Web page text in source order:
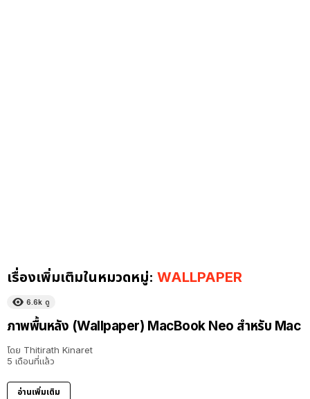
เรื่องเพิ่มเติมในหมวดหมู่: WALLPAPER
6.6k ดู
ภาพพื้นหลัง (Wallpaper) MacBook Neo สำหรับ Mac
โดย Thitirath Kinaret
5 เดือนที่แล้ว
อ่านเพิ่มเติม